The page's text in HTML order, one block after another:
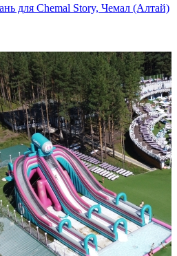
для Chemal Story, Чемал (Алтай)